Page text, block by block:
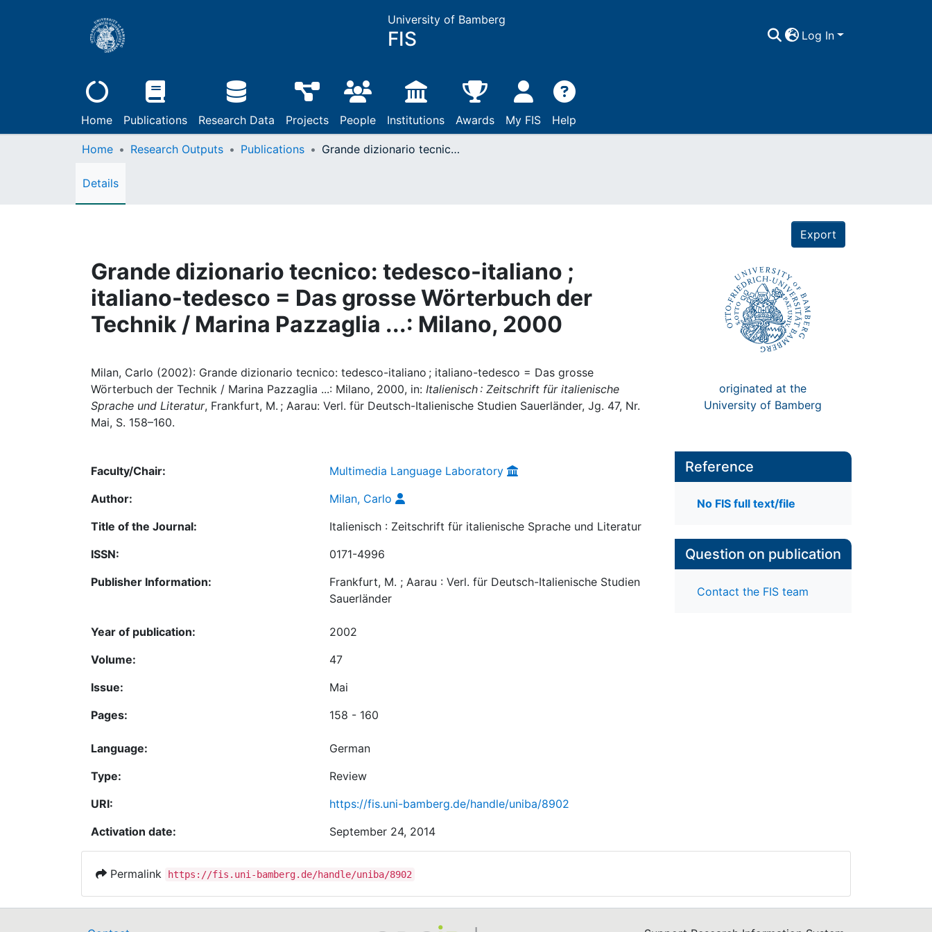
University of Bamberg
FIS Log In
Home Publications Research Data Projects People Institutions Awards My FIS Help
Home Research Outputs Publications Grande dizionario tecnico: tedesco-italiano ; italiano-tedesco = Das grosse Wörterbuch der Technik / Marina Pazzaglia ...: Milano, 2000
Details
Export
Grande dizionario tecnico: tedesco-italiano ;
italiano-tedesco = Das grosse Wörterbuch der
Technik / Marina Pazzaglia ...: Milano, 2000
Milan, Carlo (2002): Grande dizionario tecnico: tedesco-italiano ; italiano-tedesco = Das grosse
Wörterbuch der Technik / Marina Pazzaglia ...: Milano, 2000, in: Italienisch : Zeitschrift für italienische
Sprache und Literatur, Frankfurt, M. ; Aarau: Verl. für Deutsch-Italienische Studien Sauerländer, Jg. 47, Nr.
Mai, S. 158–160.
originated at the
University of Bamberg
Faculty/Chair:
Multimedia Language Laboratory
Author:
Milan, Carlo
Title of the Journal:
Italienisch : Zeitschrift für italienische Sprache und Literatur
ISSN:
0171-4996
Publisher Information:
Frankfurt, M. ; Aarau : Verl. für Deutsch-Italienische Studien
Sauerländer
Year of publication:
2002
Volume:
47
Issue:
Mai
Pages:
158 - 160
Language:
German
Type:
Review
URI:
https://fis.uni-bamberg.de/handle/uniba/8902
Activation date:
September 24, 2014
Reference
No FIS full text/file
Question on publication
Contact the FIS team
Permalink https://fis.uni-bamberg.de/handle/uniba/8902